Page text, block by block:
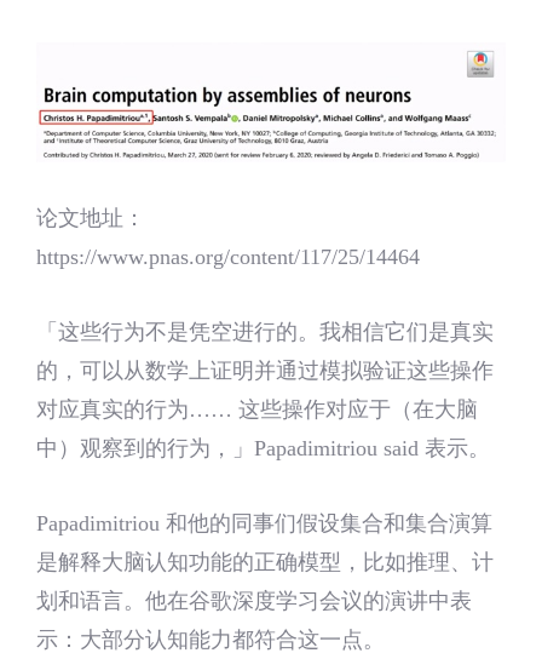
论文地址：
https://www.pnas.org/content/117/25/14464
「这些行为不是凭空进行的。我相信它们是真实
的，可以从数学上证明并通过模拟验证这些操作
对应真实的行为…… 这些操作对应于（在大脑
中）观察到的行为，」Papadimitriou said 表示。
Papadimitriou 和他的同事们假设集合和集合演算
是解释大脑认知功能的正确模型，比如推理、计
划和语言。他在谷歌深度学习会议的演讲中表
示：大部分认知能力都符合这一点。